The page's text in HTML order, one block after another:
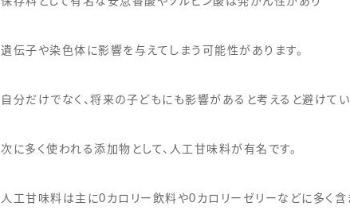
遺伝子や染色体に影響を与えてしまう可能性があります。
自分だけでなく、将来の子どもにも影響があると考えると避けてい
次に多く使われる添加物として、人工甘味料が有名です。
人工甘味料は主に0カロリー飲料や0カロリーゼリーなどに多く含